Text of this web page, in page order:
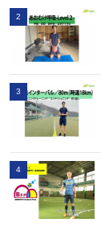
2
3
4